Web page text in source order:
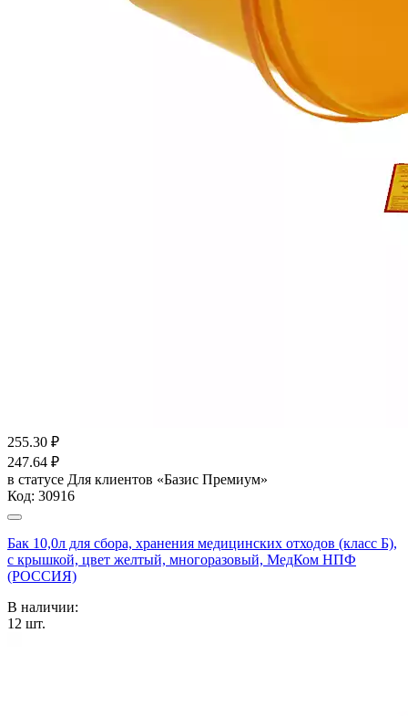
255.30 ₽
247.64 ₽
в статусе Для клиентов «Базис Премиум»
Код: 30916
Бак 10,0л для сбора, хранения медицинских отходов (класс Б),
с крышкой, цвет желтый, многоразовый, МедКом НПФ
(РОССИЯ)
В наличии:
12 шт.